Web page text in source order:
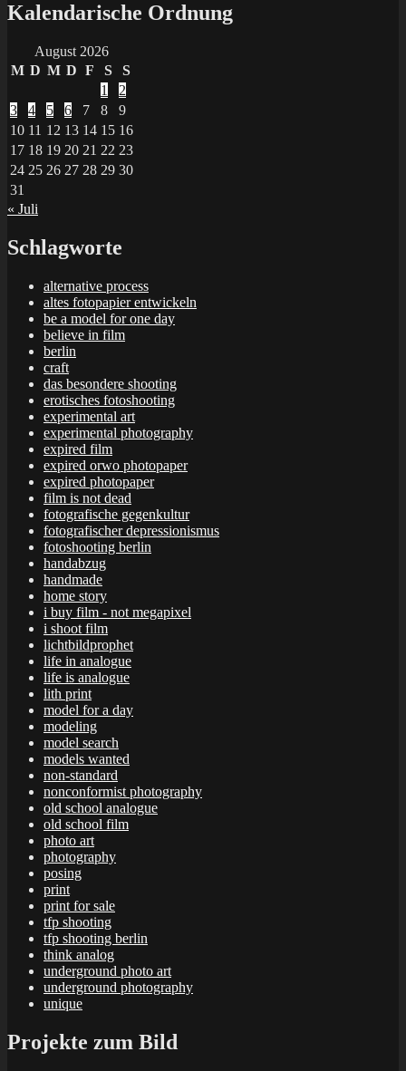
Kalendarische Ordnung
August 2026
M D M D F S
S
1
2
3
4 5 6 7 8
9
10 11 12 13 14 15 16
17 18 19 20 21 22 23
24 25 26 27 28 29 30
31
« Juli
Schlagworte
alternative process
altes fotopapier entwickeln
be a model for one day
believe in film
berlin
craft
das besondere shooting
erotisches fotoshooting
experimental art
experimental photography
expired film
expired orwo photopaper
expired photopaper
film is not dead
fotografische gegenkultur
fotografischer depressionismus
fotoshooting berlin
handabzug
handmade
home story
i buy film - not megapixel
i shoot film
lichtbildprophet
life in analogue
life is analogue
lith print
model for a day
modeling
model search
models wanted
non-standard
nonconformist photography
old school analogue
old school film
photo art
photography
posing
print
print for sale
tfp shooting
tfp shooting berlin
think analog
underground photo art
underground photography
unique
Projekte zum Bild